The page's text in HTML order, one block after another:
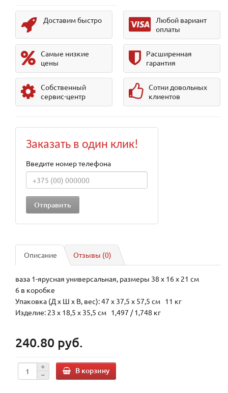
Доставим быстро
Любой вариант
оплаты
Самые низкие
цены
Расширенная
гарантия
Собственный
сервис-центр
Сотни довольных
клиентов
Заказать в один клик!
Введите номер телефона
Описание Отзывы (0)
ваза 1-ярусная универсальная, размеры 38 х 16 х 21 см
6 в коробке
Упаковка (Д х Ш х В, вес): 47 x 37,5 x 57,5 см 11 кг
Изделие: 23 x 18,5 x 35,5 см 1,497 / 1,748 кг
240.80 руб.
В корзину